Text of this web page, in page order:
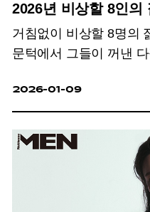
2026년 비상할 8인의
거침없이 비상할 8명의
문턱에서 그들이 꺼낸
2026-01-09